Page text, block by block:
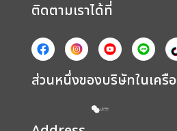
ติดตามเราได้ที่
ส่วนหนึ่งของบริษัทในเครือ